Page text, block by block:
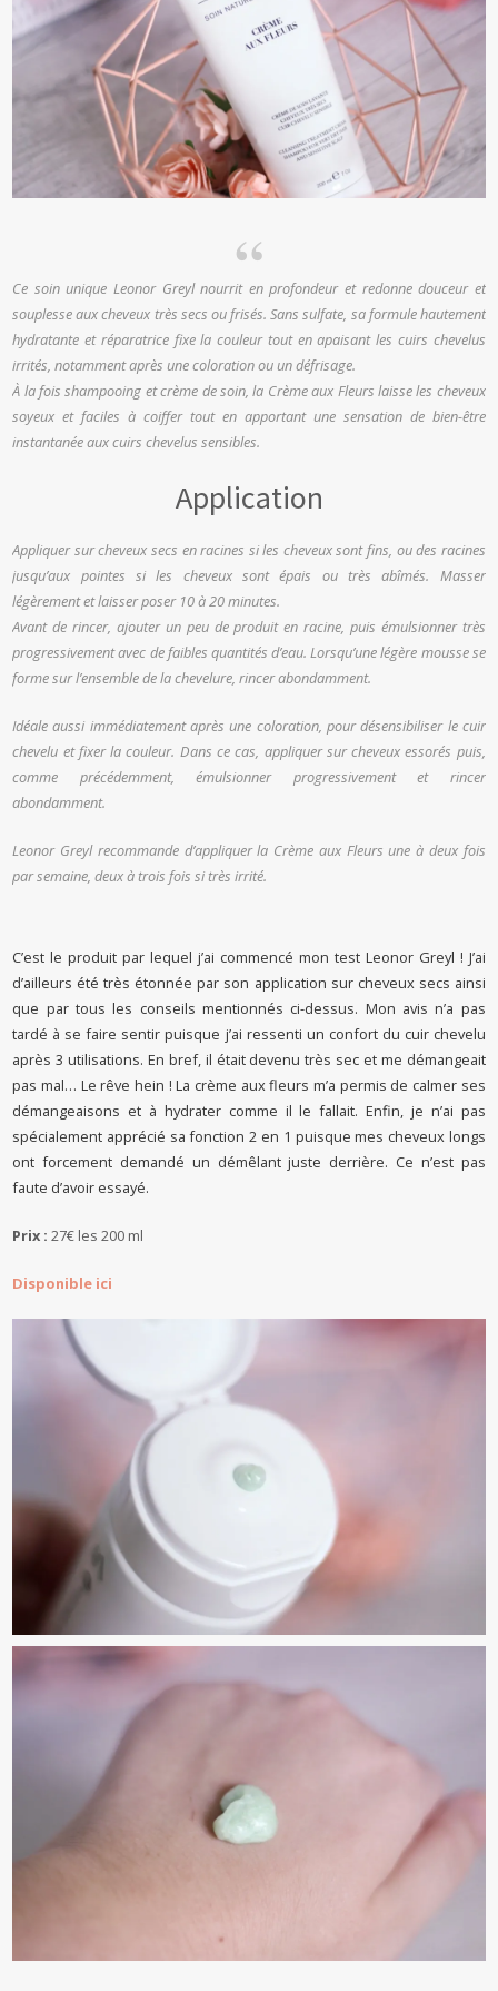
Ce soin unique Leonor Greyl nourrit en profondeur et redonne douceur et
souplesse aux cheveux très secs ou frisés. Sans sulfate, sa formule hautement
hydratante et réparatrice fixe la couleur tout en apaisant les cuirs chevelus
irrités, notamment après une coloration ou un défrisage.
À la fois shampooing et crème de soin, la Crème aux Fleurs laisse les cheveux
soyeux et faciles à coiffer tout en apportant une sensation de bien-être
instantanée aux cuirs chevelus sensibles.
Application
Appliquer sur cheveux secs en racines si les cheveux sont fins, ou des racines
jusqu’aux pointes si les cheveux sont épais ou très abîmés. Masser
légèrement et laisser poser 10 à 20 minutes.
Avant de rincer, ajouter un peu de produit en racine, puis émulsionner très
progressivement avec de faibles quantités d’eau. Lorsqu’une légère mousse se
forme sur l’ensemble de la chevelure, rincer abondamment.
Idéale aussi immédiatement après une coloration, pour désensibiliser le cuir
chevelu et fixer la couleur. Dans ce cas, appliquer sur cheveux essorés puis,
comme précédemment, émulsionner progressivement et rincer
abondamment.
Leonor Greyl recommande d’appliquer la Crème aux Fleurs une à deux fois
par semaine, deux à trois fois si très irrité.
C’est le produit par lequel j’ai commencé mon test Leonor Greyl ! J’ai
d’ailleurs été très étonnée par son application sur cheveux secs ainsi
que par tous les conseils mentionnés ci-dessus. Mon avis n’a pas
tardé à se faire sentir puisque j’ai ressenti un confort du cuir chevelu
après 3 utilisations. En bref, il était devenu très sec et me démangeait
pas mal… Le rêve hein ! La crème aux fleurs m’a permis de calmer ses
démangeaisons et à hydrater comme il le fallait. Enfin, je n’ai pas
spécialement apprécié sa fonction 2 en 1 puisque mes cheveux longs
ont forcement demandé un démêlant juste derrière. Ce n’est pas
faute d’avoir essayé.
Prix : 27€ les 200 ml
Disponible ici